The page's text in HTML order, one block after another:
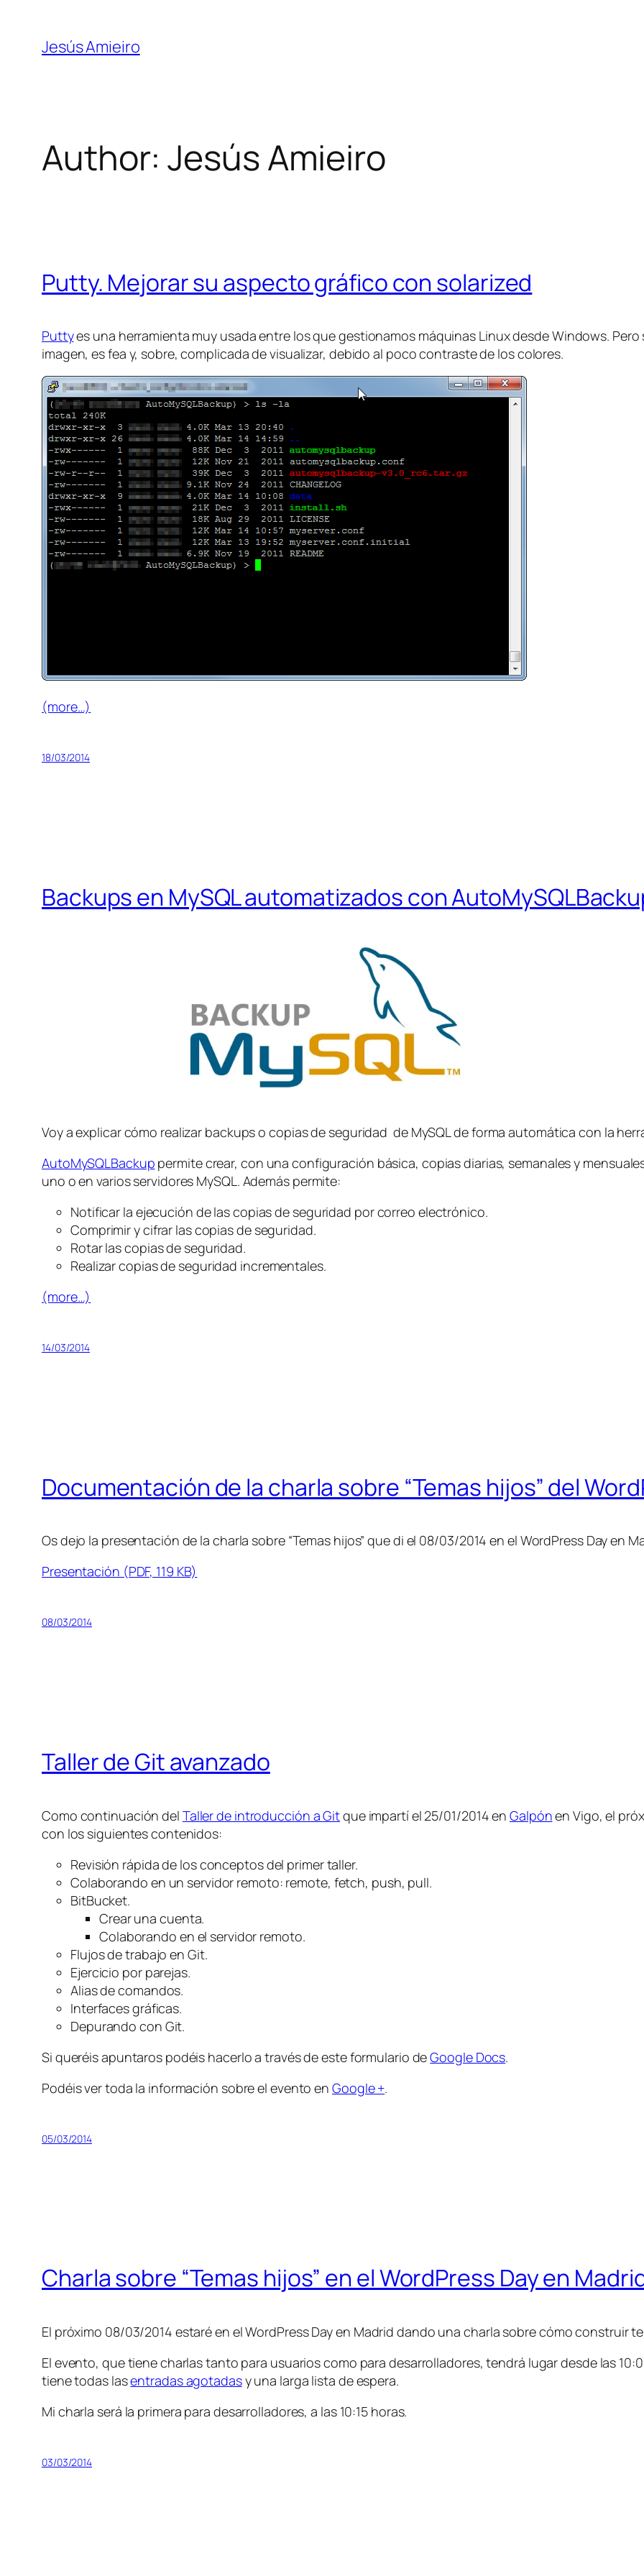
content
Jesús Amieiro
Author:Jesús Amieiro
Putty. Mejorar su aspecto gráfico con solarized
Puttyes una herramienta muy usada entre los que gestionamos máquinas Linux desde Windows.
imagen, es fea y, sobre, complicada de visualizar, debido al poco contraste de los colores.
(more…)
18/03/2014
Backups en MySQL automatizados con
Voy a explicar cómo realizar backups o copias de seguridad de MySQL de forma automática con la
AutoMySQLBackup permite crear, con una configuración básica, copias diarias, semanales y
uno o en varios servidores MySQL. Además permite:
Notificar la ejecución de las copias de seguridad por correo electrónico.
Comprimir y cifrar las copias de seguridad.
Rotar las copias de seguridad.
Realizar copias de seguridad incrementales.
(more…)
14/03/2014
Documentación de la charla sobre “Temas hijos” del
Os dejo la presentación de la charla sobre “Temas hijos” que di el 08/03/2014 en el WordPress Day en
Presentación (PDF, 119 KB)
08/03/2014
Taller de Git avanzado
Como continuación del Taller de introducción a Gitque impartí el 25/01/2014 enGalpónen Vigo, el
con los siguientes contenidos:
Revisión rápida de los conceptos del primer taller.
Colaborando en un servidor remoto: remote, fetch, push, pull.
BitBucket.
Crear una cuenta.
Colaborando en el servidor remoto.
Flujos de trabajo en Git.
Ejercicio por parejas.
Alias de comandos.
Interfaces gráficas.
Depurando con Git.
Si queréis apuntaros podéis hacerlo a través de este formulario deGoogle Docs.
Podéis ver toda la información sobre el evento en Google +.
05/03/2014
Charla sobre “Temas hijos” en el WordPress Day en
El próximo 08/03/2014 estaré en el WordPress Day en Madrid dando una charla sobre cómo construir
El evento, que tiene charlas tanto para usuarios como para desarrolladores, tendrá lugar desde las
tiene todas lasentradas agotadasy una larga lista de espera.
Mi charla será la primera para desarrolladores, a las 10:15 horas.
03/03/2014